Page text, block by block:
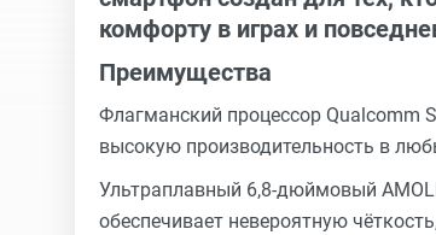
комфорту в играх и
Преимущества
Флагманский процессор Qualcomm
высокую производительность в
Ультраплавный 6,8-дюймовый
обеспечивает невероятную